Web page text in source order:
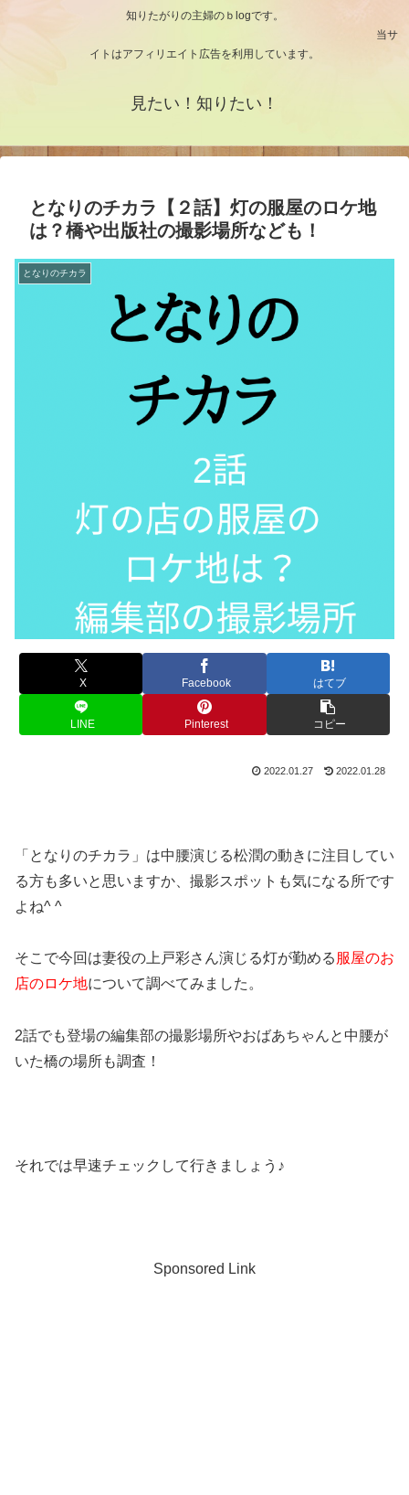
知りたがりの主婦のｂlogです。
当サ
イトはアフィリエイト広告を利用しています。
見たい！知りたい！
となりのチカラ【２話】灯の服屋のロケ地
は？橋や出版社の撮影場所なども！
となりのチカラ
X Facebook はてブ
LINE Pinterest コピー
2022.01.27 2022.01.28
「となりのチカラ」は中腰演じる松潤の動きに注目してい
る方も多いと思いますか、撮影スポットも気になる所です
よね^ ^
そこで今回は妻役の上戸彩さん演じる灯が勤める 服屋のお
店のロケ地について調べてみました。
2話でも登場の編集部の撮影場所やおばあちゃんと中腰が
いた橋の場所も調査！
それでは早速チェックして行きましょう♪
Sponsored Link